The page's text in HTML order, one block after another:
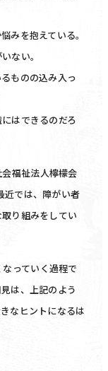
みを抱えている。
ない。
ものの込み入っ
はできるのだろ
福祉法人檸檬会
近では、障がい者
り組みをしてい
っていく過程で
は、上記のよう
なヒントになるは